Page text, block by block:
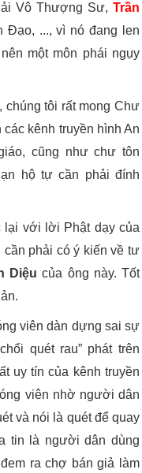
Vô Thượng Sư, Trần
Đạo, ..., vì nó đang len
một môn phái ngụy
chúng tôi rất mong Chư
kênh truyền hình An
cũng như chư tôn
hộ tự cần phải đính
lại với lời Phật dạy của
cần phải có ý kiến về tư
Diệu của ông này. Tốt
viên dàn dựng sai sự
quét rau” phát trên
uy tín của kênh truyền
viên nhờ người dân
và nói là quét để quay
tin là người dân dùng
ra chợ bán giả làm